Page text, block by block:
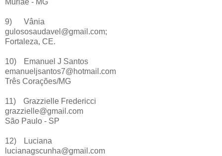
Muriaé - MG
9)
Vânia
gulososaudavel@gmail.com;
Fortaleza, CE.
10)
Emanuel J Santos
emanueljsantos7@hotmail.com
Três Corações/MG
11)
Grazzielle Fredericci
grazzielle@gmail.com
São Paulo - SP
12)
Luciana
lucianagscunha@gmail.com